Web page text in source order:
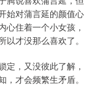
始对蒲言延的颜值心
心住着一个小女孩，
才没那么喜欢了。
定，又没彼此了解，
才会频繁生矛盾。